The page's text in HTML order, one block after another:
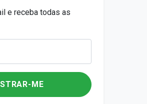
e receba todas as
ME